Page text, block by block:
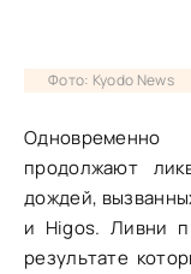
Фото: Kyodo News
продолжают
дождей,
и Higos. Ливни
результате